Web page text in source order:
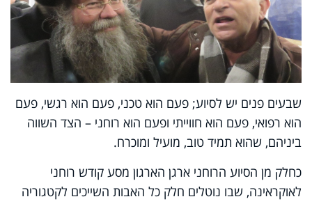
שבעים פנים יש לסיוע; פעם הוא טכני, פעם הוא רגשי, פעם
הוא רפואי, פעם הוא חווייתי ופעם הוא רוחני – הצד השווה
ביניהם, שהוא תמיד טוב, מועיל ומוכרח.
כחלק מן הסיוע הרוחני ארגן הארגון מסע קודש רוחני
לאוקראינה, שבו נוטלים חלק כל האבות השייכים לקטגוריה